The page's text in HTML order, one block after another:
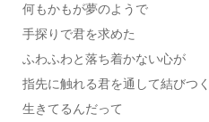
何もかもが夢のようで
手探りで君を求めた
ふわふわと落ち着かない心が
指先に触れる君を通して結びつく
生きてるんだって